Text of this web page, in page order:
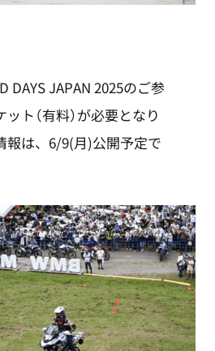
DAYS JAPAN 2025のご参
ト（有料）が必要となり
報は、6/9(月)公開予定で